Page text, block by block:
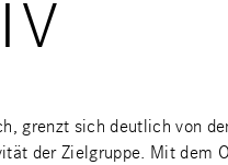
grenzt sich deutlich von
der Zielgruppe. Mit dem